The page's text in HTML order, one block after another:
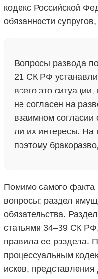
кодекс Российской
обязанности
Вопросы развода
21 СК РФ
всего это
не согласен на
взаимном согласии
ли их интересы. На
поэтому
Помимо самого факта
вопросы: раздел
обязательства.
статьями 34–39 СК
правила ее раздела.
процессуальным
исков,